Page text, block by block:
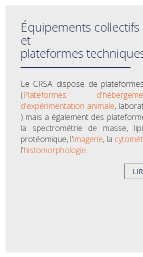
Équipements collectifs
et
plateformes
Le CRSA dispose de
(Plateformes
d'expérimentation animale,
) mais a également des
la spectrométrie de masse,
protéomique, l'imagerie, la
l'histomorphologie.